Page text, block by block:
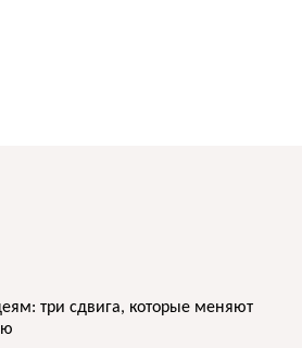
три сдвига, которые меняют